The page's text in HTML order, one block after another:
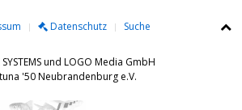
Datenschutz Suche
und LOGO Media GmbH
'50 Neubrandenburg e.V.